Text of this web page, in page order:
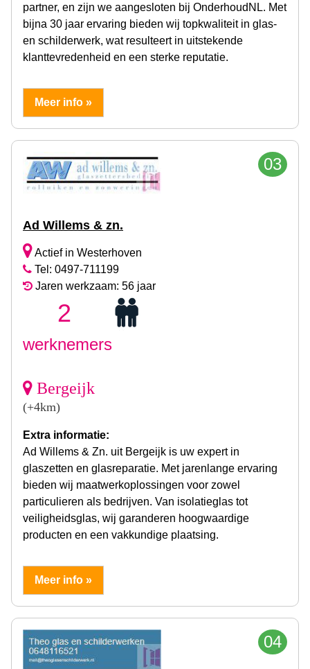
partner, en zijn we aangesloten bij OnderhoudNL. Met
bijna 30 jaar ervaring bieden wij topkwaliteit in glas-
en schilderwerk, wat resulteert in uitstekende
klanttevredenheid en een sterke reputatie.
Meer info »
03
Ad Willems & zn.
Actief in Westerhoven
Tel: 0497-711199
Jaren werkzaam: 56 jaar
2
werknemers
Bergeijk
(+4km)
Extra informatie:
Ad Willems & Zn. uit Bergeijk is uw expert in
glaszetten en glasreparatie. Met jarenlange ervaring
bieden wij maatwerkoplossingen voor zowel
particulieren als bedrijven. Van isolatieglas tot
veiligheidsglas, wij garanderen hoogwaardige
producten en een vakkundige plaatsing.
Meer info »
04